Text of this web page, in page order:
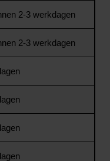
2-3 werkdagen
2-3 werkdagen